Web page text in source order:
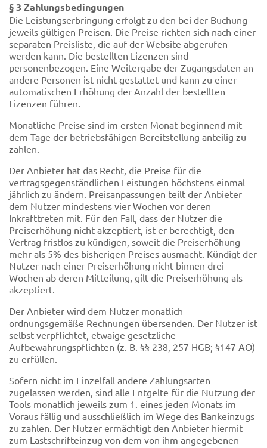
§ 3 Zahlungsbedingungen
Die Leistungserbringung erfolgt zu den bei der Buchung
jeweils gültigen Preisen. Die Preise richten sich nach einer
separaten Preisliste, die auf der Website abgerufen
werden kann. Die bestellten Lizenzen sind
personenbezogen. Eine Weitergabe der Zugangsdaten an
andere Personen ist nicht gestattet und kann zu einer
automatischen Erhöhung der Anzahl der bestellten
Lizenzen führen.
Monatliche Preise sind im ersten Monat beginnend mit
dem Tage der betriebsfähigen Bereitstellung anteilig zu
zahlen.
Der Anbieter hat das Recht, die Preise für die
vertragsgegenständlichen Leistungen höchstens einmal
jährlich zu ändern. Preisanpassungen teilt der Anbieter
dem Nutzer mindestens vier Wochen vor deren
Inkrafttreten mit. Für den Fall, dass der Nutzer die
Preiserhöhung nicht akzeptiert, ist er berechtigt, den
Vertrag fristlos zu kündigen, soweit die Preiserhöhung
mehr als 5% des bisherigen Preises ausmacht. Kündigt der
Nutzer nach einer Preiserhöhung nicht binnen drei
Wochen ab deren Mitteilung, gilt die Preiserhöhung als
akzeptiert.
Der Anbieter wird dem Nutzer monatlich
ordnungsgemäße Rechnungen übersenden. Der Nutzer ist
selbst verpflichtet, etwaige gesetzliche
Aufbewahrungspflichten (z. B. §§ 238, 257 HGB; §147 AO)
zu erfüllen.
Sofern nicht im Einzelfall andere Zahlungsarten
zugelassen werden, sind alle Entgelte für die Nutzung der
Tools monatlich jeweils zum 1. eines jeden Monats im
Voraus fällig und ausschließlich im Wege des Bankeinzugs
zu zahlen. Der Nutzer ermächtigt den Anbieter hiermit
zum Lastschrifteinzug von dem von ihm angegebenen